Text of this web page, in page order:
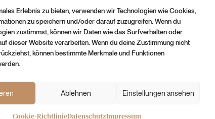
Erlebnis zu bieten, verwenden wir Technologien wie Cookies,
zu speichern und/oder darauf zuzugreifen. Wenn du
zustimmst, können wir Daten wie das Surfverhalten oder
dieser Website verarbeiten. Wenn du deine Zustimmung nicht
können bestimmte Merkmale und Funktionen
Ablehnen Einstellungen ansehen
Cookie-RichtlinieDatenschutzImpressum